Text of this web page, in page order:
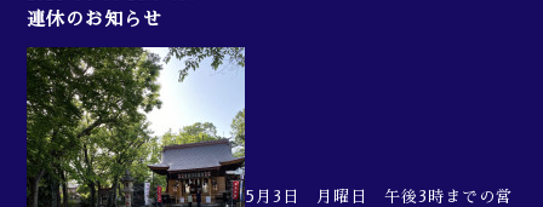
連休のお知らせ
5月3日 月曜日 午後3時までの営